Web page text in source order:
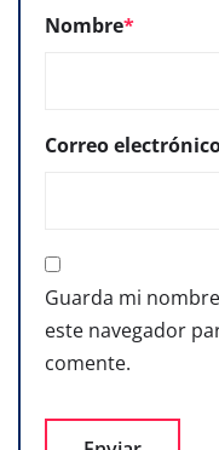
Nombre*
Correo
Guarda mi
este navegador
comente.